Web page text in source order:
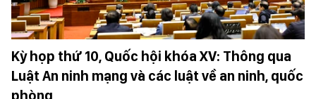
Kỳ họp thứ 10, Quốc hội khóa XV: Thông qua
Luật An ninh mạng và các luật về an ninh, quốc
phòng